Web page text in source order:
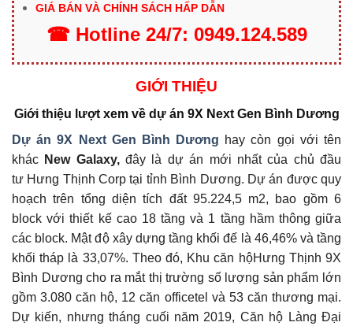
GIÁ BÁN VÀ CHÍNH SÁCH HẤP DẪN
☎ Hotline 24/7: 0949.124.589
GIỚI THIỆU
Giới thiệu lượt xem về dự án 9X Next Gen Bình Dương
Dự án 9X Next Gen Bình Dương hay còn gọi với tên
khác New Galaxy,đây là dự án mới nhất của chủ đầu
tư Hưng Thịnh Corp tại tỉnh Bình Dương. Dự án được quy
hoạch trên tổng diện tích đất 95.224,5 m2, bao gồm 6
block với thiết kế cao 18 tầng và 1 tầng hầm thông giữa
các block. Mật độ xây dựng tầng khối đế là 46,46% và tầng
khối tháp là 33,07%. Theo đó, Khu căn hộHưng Thịnh 9X
Bình Dương cho ra mắt thị trường số lượng sản phẩm lớn
gồm 3.080 căn hộ, 12 căn officetel và 53 căn thương mại.
Dự kiến, nhưng tháng cuối năm 2019, Căn hộ Làng Đại